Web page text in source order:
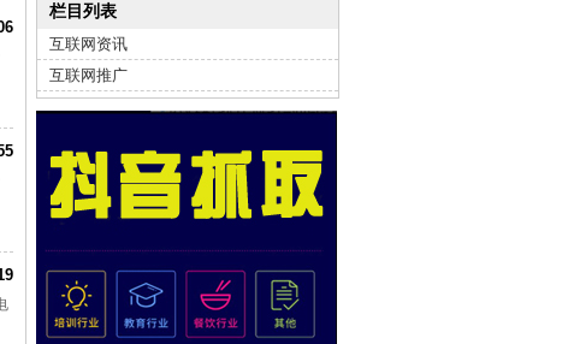
栏目列表
互联网资讯
互联网推广